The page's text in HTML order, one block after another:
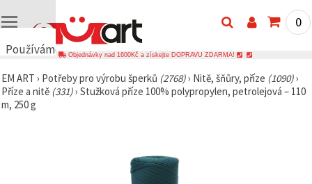
Používáme
🍪
Používáme
cookies a
0
Objednávky nad 1600Kč a získejte DOPRAVU ZDARMA!
EM ART › Potřeby pro výrobu šperků (2768)› Nitě, šňůry, příze (1090)›
Příze a nitě (331)› Stužková příze 100% polypropylen, petrolejová – 110
m, 250 g